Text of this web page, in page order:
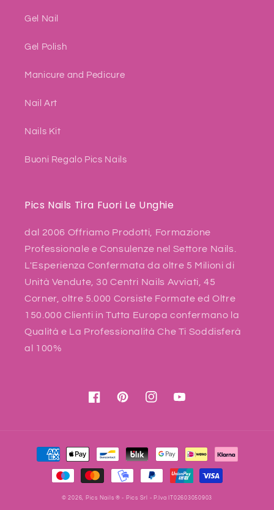
Gel Nail
Gel Polish
Manicure and Pedicure
Nail Art
Nails Kit
Buoni Regalo Pics Nails
Pics Nails Tira Fuori Le Unghie
dal 2006 Offriamo Prodotti, Formazione
Professionale e Consulenze nel Settore Nails.
L'Esperienza Confermata da oltre 5 Milioni di
Unità Vendute, 30 Centri Nails Avviati, 45
Corner, oltre 5.000 Corsiste Formate ed Oltre
150.000 Clienti in Tutta Europa confermano la
Qualità e La Professionalità Che Ti Soddisferà
al 100%
FacebookPinterestInstagramYouTube
Payment
methods
© 2026, Pics Nails ® - Pics Srl - P.Iva IT02603050903